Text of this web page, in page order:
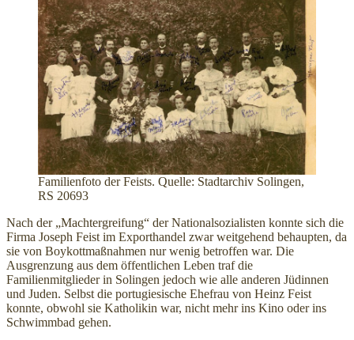
Familienfoto der Feists. Quelle: Stadtarchiv Solingen,
RS 20693
Nach der „Machtergreifung“ der Nationalsozialisten konnte sich die
Firma Joseph Feist im Exporthandel zwar weitgehend behaupten, da
sie von Boykottmaßnahmen nur wenig betroffen war. Die
Ausgrenzung aus dem öffentlichen Leben traf die
Familienmitglieder in Solingen jedoch wie alle anderen Jüdinnen
und Juden. Selbst die portugiesische Ehefrau von Heinz Feist
konnte, obwohl sie Katholikin war, nicht mehr ins Kino oder ins
Schwimmbad gehen.